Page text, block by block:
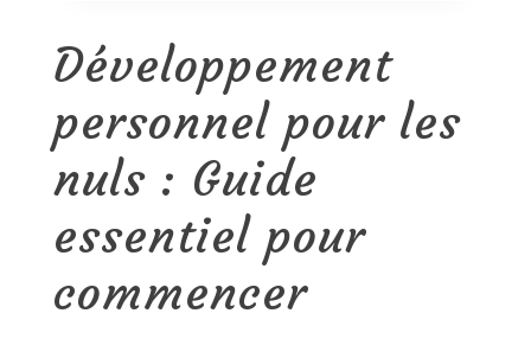
Développement
personnel pour les
nuls : Guide
essentiel pour
commencer